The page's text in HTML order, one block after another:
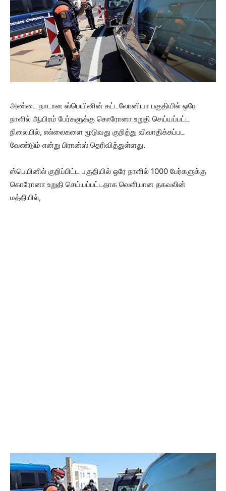
அண்டை நாடான ஸ்பெயினின் கட்டலோனியா பகுதியில் ஒரே
நாளில் ஆயிரம் பேர்களுக்கு கொரோனா உறுதி செய்யப்பட்ட
நிலையில், எல்லைகளை மூடுவது குறித்து விவாதிக்கப்பட
வேண்டும் என்று பிரான்ஸ் தெரிவித்துள்ளது.
ஸ்பெயினில் குறிப்பிட்ட பகுதியில் ஒரே நாளில் 1000 பேர்களுக்கு
கொரோனா உறுதி செய்யப்பட்டதாக வெளியான தகவலின்
மத்தியில்,